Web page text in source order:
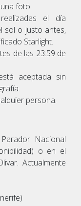
foto
el día
sol o justo antes,
Starlight.
de las 23:59 de
aceptada sin
persona.
Nacional
o en el
Actualmente